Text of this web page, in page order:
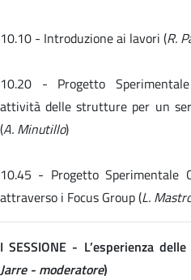
10.10 - Introduzione ai lavori (R.
10.20 - Progetto
attività delle strutture per un
(A. Minutillo)
10.45 - Progetto
attraverso i Focus Group (L.
I SESSIONE - L’esperienza
Jarre - moderatore)